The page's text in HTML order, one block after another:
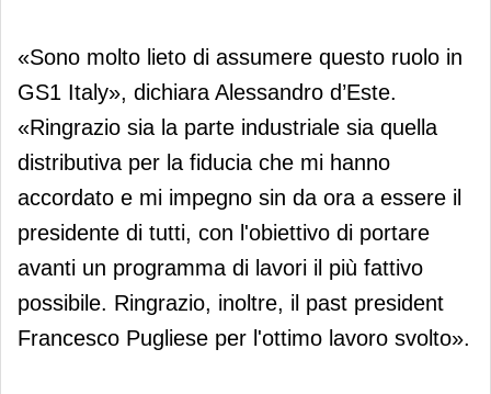
«Sono molto lieto di assumere questo ruolo in
GS1 Italy», dichiara Alessandro d’Este.
«Ringrazio sia la parte industriale sia quella
distributiva per la fiducia che mi hanno
accordato e mi impegno sin da ora a essere il
presidente di tutti, con l'obiettivo di portare
avanti un programma di lavori il più fattivo
possibile. Ringrazio, inoltre, il past president
Francesco Pugliese per l'ottimo lavoro svolto».